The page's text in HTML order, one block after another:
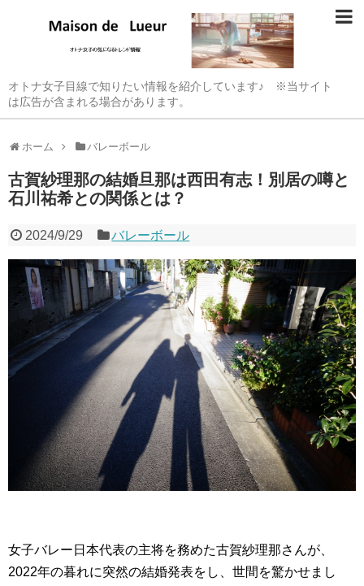
オトナ女子目線で知りたい情報を紹介しています♪ ※当サイト
は広告が含まれる場合があります。
ホーム バレーボール
古賀紗理那の結婚旦那は西田有志！別居の噂と
石川祐希との関係とは？
2024/9/29 バレーボール
女子バレー日本代表の主将を務めた古賀紗理那さんが、
2022年の暮れに突然の結婚発表をし、世間を驚かせまし